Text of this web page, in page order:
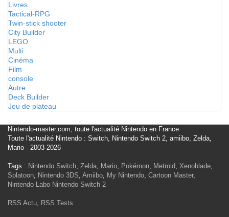
Livres
Tactical-RPG
Twin-stick shooter
City Builder
LEGO
Multi
Cinéma
Film
console
Autre
Deck Builder
Jeu de plateau
Nintendo-master.com, toute l'actualité Nintendo en France
Toute l'actualité Nintendo : Switch, Nintendo Switch 2, amiibo, Zelda,
Mario - 2003-2026
Tags : Nintendo Switch, Zelda, Mario, Pokémon, Metroid, Xenoblade,
Splatoon, Nintendo 3DS, Amiibo, My Nintendo, Cartoon Master,
Nintendo Labo Nintendo Switch 2
RSS Actu, RSS Tests